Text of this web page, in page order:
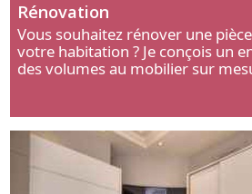
Rénovation
Vous souhaitez rénover une
votre habitation ? Je conçois un
des volumes au mobilier sur